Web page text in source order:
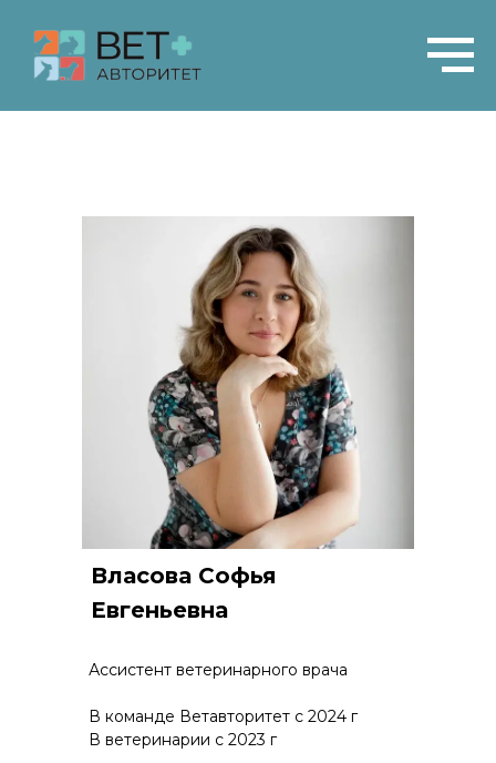
Власова Софья
Евгеньевна
Ассистент ветеринарного врача
В команде Ветавторитет с 2024 г
В ветеринарии с 2023 г